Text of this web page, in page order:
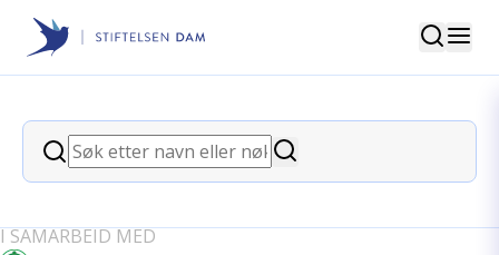
Stiftelsen Dam
Søk
Søk
Søk
back
Helseinfo. tilrettelagt for
I SAMARBEID MED